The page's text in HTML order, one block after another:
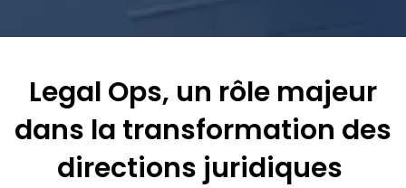
Legal Ops, un rôle majeur
dans la transformation des
directions juridiques